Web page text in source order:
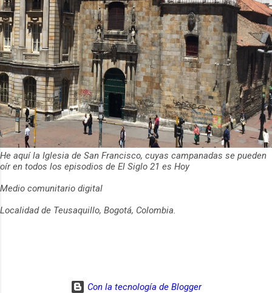
He aquí la Iglesia de San Francisco, cuyas campanadas se pueden
oír en todos los episodios de El Siglo 21 es Hoy
Medio comunitario digital
Localidad de Teusaquillo, Bogotá, Colombia.
Con la tecnología de Blogger